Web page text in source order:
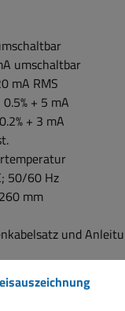
umschaltbar
mA RMS
+ 5 mA
+ 3 mA
50/60 Hz
mm
und
)